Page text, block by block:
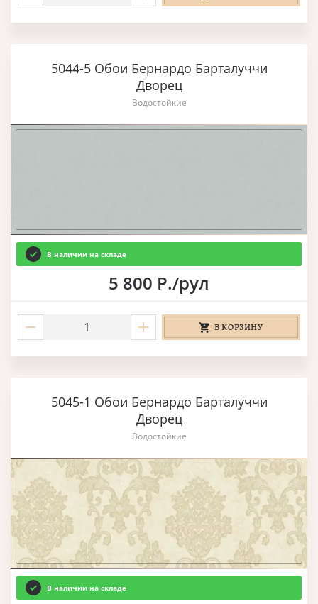
5044-5 Обои Бернардо Барталуччи
Дворец
Водостойкие
В наличии на складе
5 800 Р./рул
В КОРЗИНУ
5045-1 Обои Бернардо Барталуччи
Дворец
Водостойкие
В наличии на складе